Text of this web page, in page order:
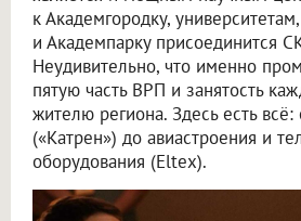
к Академгородку,
и Академпарку присоединится
Неудивительно, что именно
пятую часть ВРП и занятость
жителю региона. Здесь есть
(«Катрен») до авиастроения и
оборудования (Eltex).